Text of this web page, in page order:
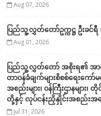
Aug 07, 2026
ပြည်သူ့လွှတ်တော်ဥက္ကဋ္ဌ ဦးခင်
Aug 01, 2026
ပြည်သူ့လွှတ်တော် အစိုးရ၏ အာမခံ
တာဝန်ခံချက်များစိစစ်ရေးက
အစည်းများ၊ ဝန်ကြီးဌာနမျာ
တို့နှင့် လုပ်ငန်းညှိနှိုင်းအစည်းအဝ
Jul 31, 2026